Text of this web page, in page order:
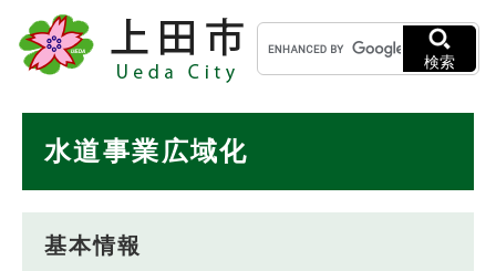
メニューを飛ばして本文へ
キ
ー
ワ
検索
水道事業広域化
基本情報